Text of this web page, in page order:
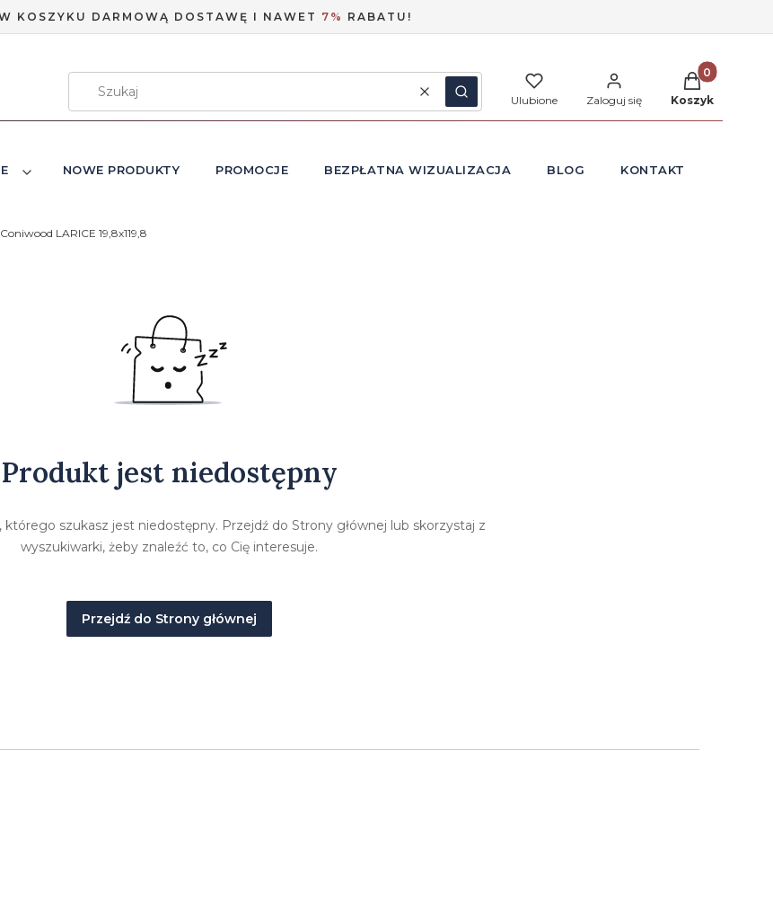
KOSZYKU DARMOWĄ DOSTAWĘ I NAWET 7% RABATU!
WyczyśćSzukaj Ulubione Zaloguj się
Produkty w
Koszyk
NOWE PRODUKTY PROMOCJE BEZPŁATNA WIZUALIZACJA BLOG KONTAKT
LARICE 19,8x119,8
Produkt jest niedostępny
którego szukasz jest niedostępny. Przejdź do Strony głównej lub skorzystaj z
wyszukiwarki, żeby znaleźć to, co Cię interesuje.
Przejdź do Strony głównej